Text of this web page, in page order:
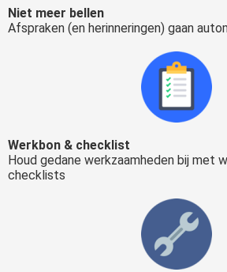
Niet meer bellen
Afspraken (en herinneringen) gaan
Werkbon & checklist
Houd gedane werkzaamheden bij met
checklists